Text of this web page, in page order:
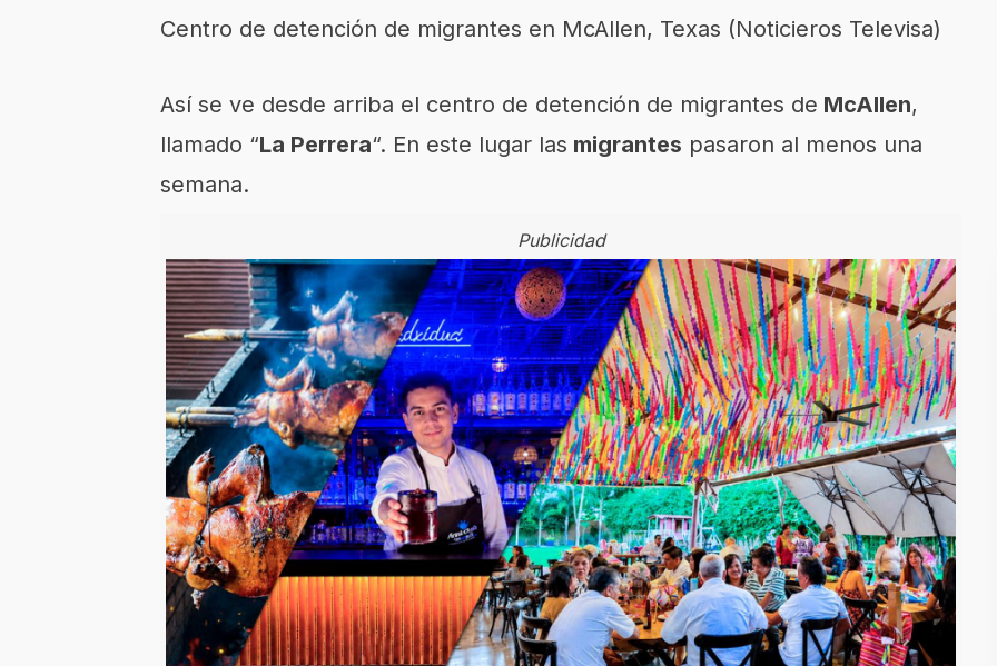
Centro de detención de migrantes en McAllen, Texas (Noticieros Televisa)
Así se ve desde arriba el centro de detención de migrantes de McAllen,
llamado “La Perrera“. En este lugar las migrantes pasaron al menos una
semana.
Publicidad